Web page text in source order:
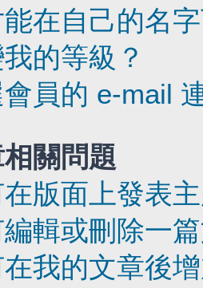
在自己的名
的等級？
員的 e-mail
關問題
版面上發表
輯或刪除一
我的文章後